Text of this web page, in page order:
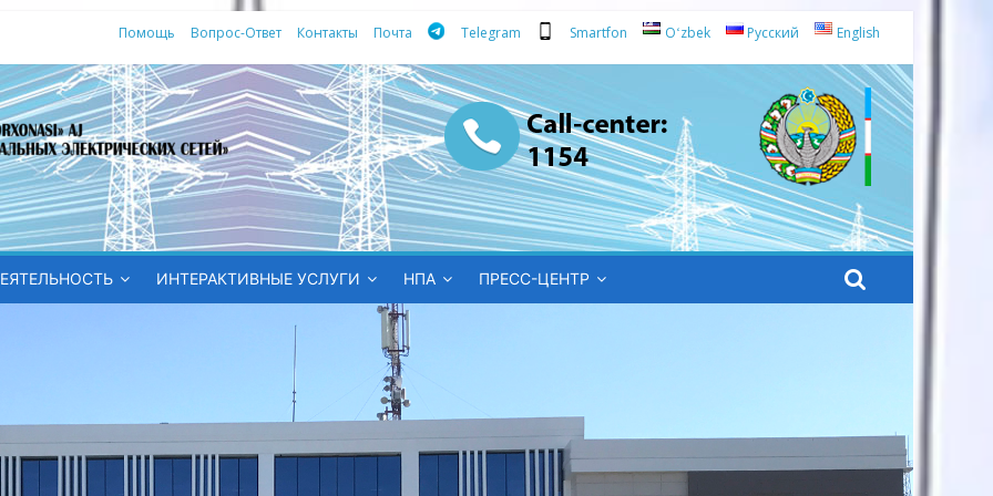
Помощь Вопрос-Ответ Контакты Почта Telegram Smartfon Oʻzbek Русский English
ИНТЕРАКТИВНЫЕ УСЛУГИ НПА ПРЕСС-ЦЕНТР